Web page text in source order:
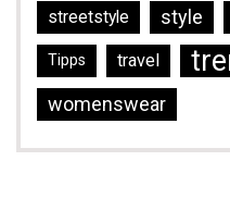
streetstyle style
Tipps travel
womenswear